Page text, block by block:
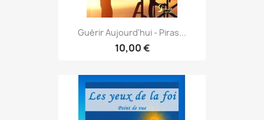
Guérir Aujourd'hui - Piras...
10,00 €